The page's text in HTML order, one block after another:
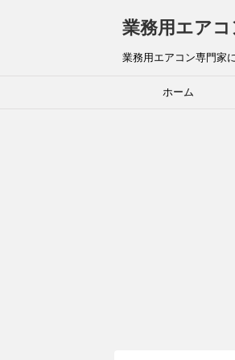
業務用エア
業務用エアコン専門家
ホーム